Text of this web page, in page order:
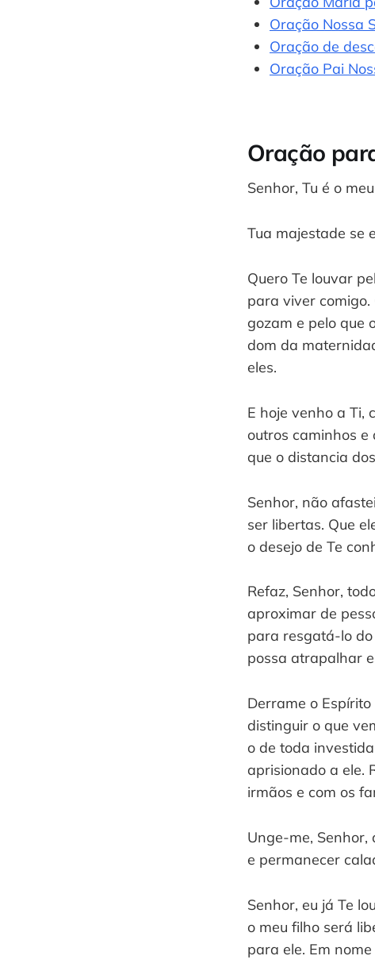
Oração Nossa
Oração de
Oração Pai
Oração
Senhor, Tu é o
Tua majestade se
Quero Te louvar
para viver
gozam e pelo que
dom da
eles.
E hoje venho a Ti,
outros caminhos e
que o distancia
Senhor, não
ser libertas. Que
o desejo de Te
Refaz, Senhor,
aproximar de
para resgatá-lo
possa atrapalhar
Derrame o
distinguir o que
o de toda
aprisionado a ele.
irmãos e com os
Unge-me,
e permanecer
Senhor, eu já Te
o meu filho será
para ele. Em